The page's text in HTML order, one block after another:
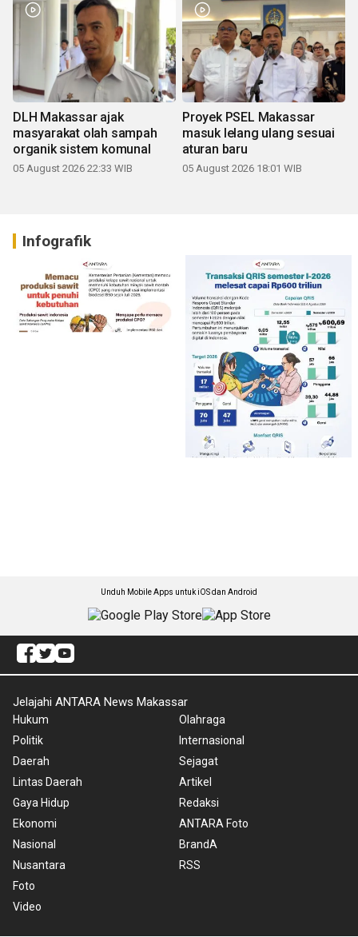
DLH Makassar ajak
masyarakat olah sampah
organik sistem komunal
05 August 2026 22:33 WIB
Proyek PSEL Makassar
masuk lelang ulang sesuai
aturan baru
05 August 2026 18:01 WIB
Infografik
Unduh Mobile Apps untuk iOS dan Android
Jelajahi ANTARA News Makassar
Hukum
Politik
Daerah
Lintas Daerah
Gaya Hidup
Ekonomi
Nasional
Nusantara
Foto
Video
Olahraga
Internasional
Sejagat
Artikel
Redaksi
ANTARA Foto
BrandA
RSS